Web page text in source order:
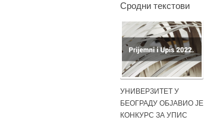
Сродни текстови
УНИВЕРЗИТЕТ У
БЕОГРАДУ ОБЈАВИО ЈЕ
КОНКУРС ЗА УПИС